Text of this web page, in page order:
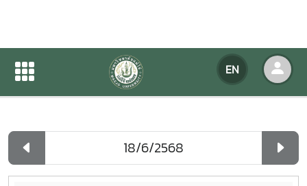
EN
Agency Calendar
Agency Calendar Day List